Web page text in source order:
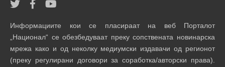
Информациите кои се пласираат на веб Порталот
„Национал“ се обезбедуваат преку сопствената новинарска
мрежа како и од неколку медиумски издавачи од регионот
(преку регулирани договори за соработка/авторски права).